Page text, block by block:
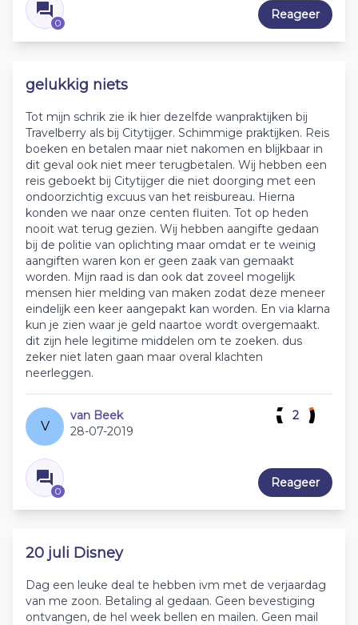
0
Reageer
gelukkig niets
Tot mijn schrik zie ik hier dezelfde wanpraktijken bij
Travelberry als bij Citytijger. Schimmige praktijken. Reis
boeken en betalen maar niet nakomen en blijkbaar in
dit geval ook niet meer terugbetalen. Wij hebben een
reis geboekt bij Citytijger die niet doorging met een
ondoorzichtig excuus van het reisbureau. Hierna
konden we naar onze centen fluiten. Tot op heden
nooit wat terug gezien. Wij hebben aangifte gedaan
bij de politie van oplichting maar omdat er te weinig
aangiften waren kon er geen zaak van gemaakt
worden. Mijn raad is dan ook dat zoveel mogelijk
mensen hier melding van maken zodat deze meneer
eindelijk een keer aangepakt kan worden. En via klarna
kun je zien waar je geld naartoe wordt overgemaakt.
dit zijn hele legitime middelen om te zoeken. dus
zeker niet laten gaan maar overal klachten
neerleggen.
V
van Beek
28-07-2019
0
2
Reageer
20 juli Disney
Dag een leuke deal te hebben ivm met de verjaardag
van me zoon. Betaling al gedaan. Geen bevestiging
ontvangen, de hel week bellen en mailen. Geen mail